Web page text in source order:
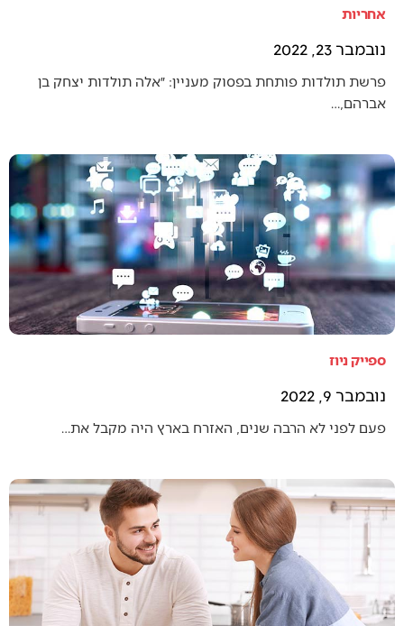
אחריות
נובמבר 23, 2022
פרשת תולדות פותחת בפסוק מעניין: ״אלה תולדות יצחק בן
אברהם,…
ספייק ניוז
נובמבר 9, 2022
פעם לפני לא הרבה שנים, האזרח בארץ היה מקבל את…